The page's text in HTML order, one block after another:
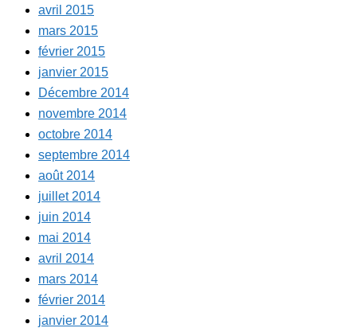
avril 2015
mars 2015
février 2015
janvier 2015
Décembre 2014
novembre 2014
octobre 2014
septembre 2014
août 2014
juillet 2014
juin 2014
mai 2014
avril 2014
mars 2014
février 2014
janvier 2014